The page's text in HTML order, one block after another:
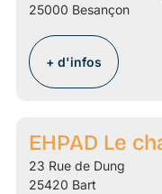
25000 Besançon
+ d'infos
EHPAD Le
23 Rue de Dung
25420 Bart